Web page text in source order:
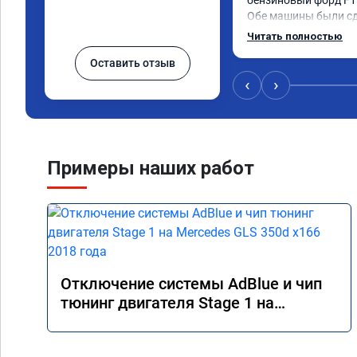
Оставить отзыв
Обе машины были
прошивка
Получил
эксплуатации, а
Читать полностью
‹ ›
Примеры наших работ
Отключение системы AdBlue и чип
тюнинг двигателя Stage 1 на